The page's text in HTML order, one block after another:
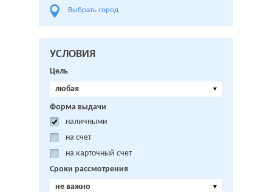
Выбрать город
УСЛОВИЯ
Цель
любая
Форма выдачи
наличными
на счет
на карточный счет
Сроки рассмотрения
не важно